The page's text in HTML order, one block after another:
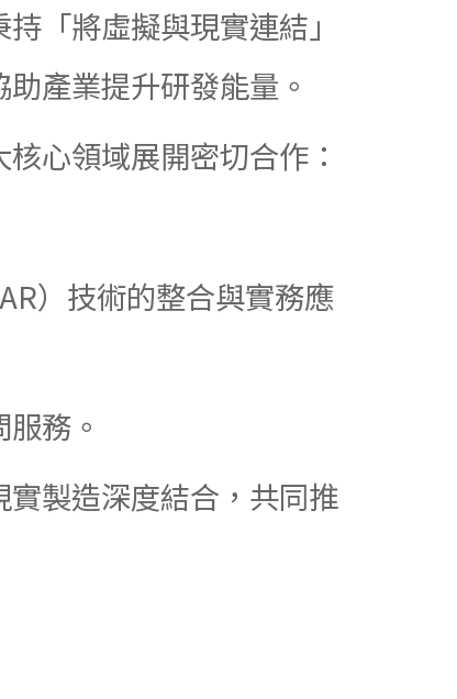
「將虛擬與現實連結」
產業提升研發能量。
心領域展開密切合作：
）技術的整合與實務應
務。
製造深度結合，共同推